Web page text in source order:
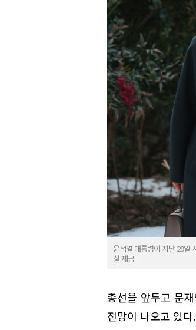
윤석열 대통령이 지난 29일
실 제공
총선을 앞두고 문
전망이 나오고 있다.